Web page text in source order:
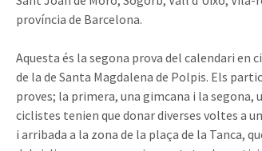
província de Barcelona.
Aquesta és la segona prova del calendari en
de la de Santa Magdalena de Polpis. Els
proves; la primera, una gimcana i la segona,
ciclistes tenien que donar diverses voltes a
i arribada a la zona de la plaça de la Tanca,